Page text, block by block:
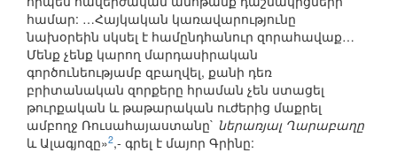
համար: …Հայկական կառավարությունը
նախօրեին սկսել է համընդհանուր զորահավաք…
Մենք չենք կարող մարդասիրական
գործունեությամբ զբաղվել, քանի դեռ
բրիտանական զորքերը հրաման չեն ստացել
թուրքական և թաթարական ուժերից մաքրել
ամբողջ Ռուսահայաստանը` ներառյալ Ղարաբաղը
և Ալագյոզը»2,- գրել է մայոր Գրինը: